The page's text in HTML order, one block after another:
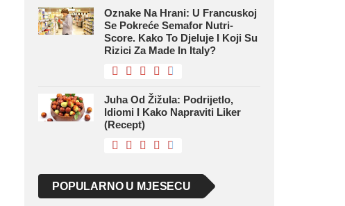
Oznake Na Hrani: U Francuskoj
Se Pokreće Semafor Nutri-
Score. Kako To Djeluje I Koji Su
Rizici Za Made In Italy?
Juha Od Žižula: Podrijetlo,
Idiomi I Kako Napraviti Liker
(recept)
POPULARNO U MJESECU